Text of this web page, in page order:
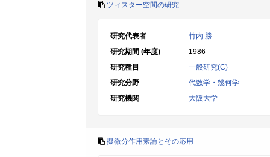
ツィスター空間の研究
研究代表者
竹内 勝
研究期間 (年度)
1986
研究種目
一般研究(C)
研究分野
代数学・幾何学
研究機関
大阪大学
擬微分作用素論とその応用